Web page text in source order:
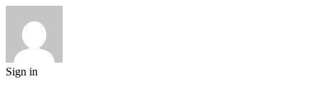
Sign in